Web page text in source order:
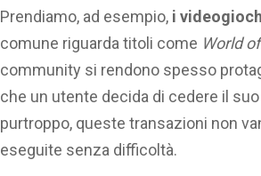
Prendiamo, ad esempio, i
comune riguarda titoli come World
community si rendono spesso
che un utente decida di cedere il
purtroppo, queste transazioni non
eseguite senza difficoltà.